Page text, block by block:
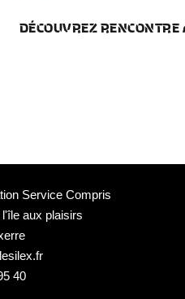
DÉCOUVREZ RENCONTRE
Service Compris
aux plaisirs
40